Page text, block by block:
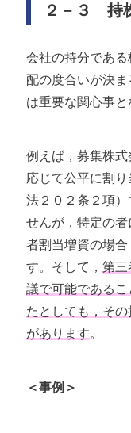
２－３ 持
会社の持分であ
配の度合いが決
は重要な関心事と
例えば，募集株
応じて公平に割
法２０２条２項
せんが，特定の
者割当増資の場
す。そして， 第三
議で可能である
たとしても，そ
があります。
＜事例＞